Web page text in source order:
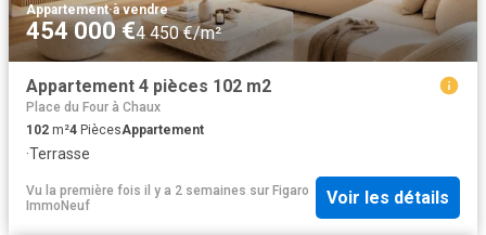
Appartement·à vendre
454 000 €4 450 €/m²
Appartement 4 pièces 102 m2
Place du Four à Chaux
102 m²4 PiècesAppartement
·Terrasse
Vu la première fois il y a 2 semaines sur Figaro
ImmoNeuf
Voir les détails